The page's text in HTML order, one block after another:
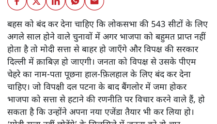
बहस को बंद कर देना चाहिए कि लोकसभा की 543 सीटों के लिए
अगले साल होने वाले चुनावों में अगर भाजपा को बहुमत प्राप्त नहीं
होता है तो मोदी सत्ता से बाहर हो जाएँगे और विपक्ष की सरकार
दिल्ली में क़ाबिज़ हो जाएगी। जनता को विपक्ष से उसके पीएम
चेहरे का नाम-पता पूछना हाल-फ़िलहाल के लिए बंद कर देना
चाहिए। जो विपक्षी दल पटना के बाद बैंगलोर में जमा होकर
भाजपा को सत्ता से हटाने की रणनीति पर विचार करने वाले हैं, हो
सकता है कि उन्होंने अपना नया एजेंडा तैयार भी कर लिया हो।